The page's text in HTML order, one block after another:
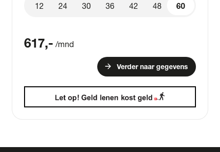
60
12 24 30 36 42 48 60
617,- /mnd
arrow_forward Verder naar gegevens